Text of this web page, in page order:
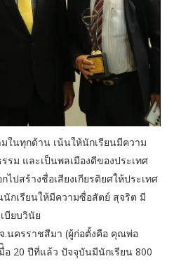
ในทุกด้าน เน้นให้นักเรียนมีความ
ม และเป็นพลเมืองดีของประเทศ
ปสร้างชื่อเสียงเกียรติยศให้ประเทศ
กเรียนให้มีความซื่อสัตย์ สุจริต มี
บียบวินัย
.นครราชสีมา (ผู้ก่อตั้งคือ คุณพ่อ
20 ปีที่แล้ว ปัจจุบันมีนักเรียน 800